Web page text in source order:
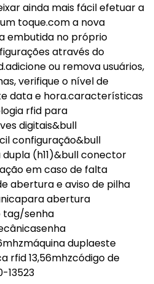
ainda mais fácil efetuar a
toque.com a nova
embutida no próprio
através do
ou remova usuários,
verifique o nível de
data e hora.características
rfid para
digitais&bull
configuração&bull
(h11)&bull conector
em caso de falta
abertura e aviso de pilha
abertura
tag/senha
duplaeste
rfid 13,56mhzcódigo de
13523